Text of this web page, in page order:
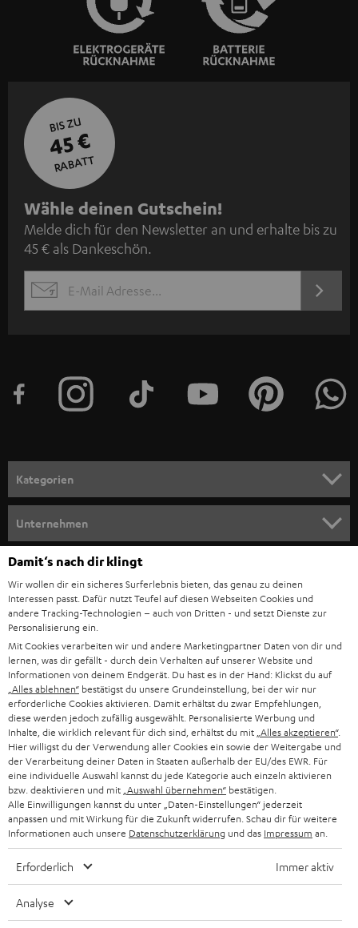
BIS ZU
45 €
RABATT
N
e
w
s
l
e
n
m
e
l
d
u
n
g
Wähle deinen Gutschein!
Melde dich für den Newsletter an und erhalte bis zu
45 € als Dankeschön.
EMAIL
JETZT
Kategorien
HEIMKINO-KOMPLETTANLAGEN
SOUNDBAR
HIFI-LAUTSPRECHER
SMART HOME
BLUETOOTH-LAUTSPRECHER
KOPFHÖRER
BLUETOOTH-KOPFHÖRER
STEREOANLAGEN
LAUTSPRECHER
ULTIMA-SERIE
IN-EAR-KOPFHÖRER
Unternehmen
SUPPORT
PRESSE & MARKETING
GESCHÄFTSKUNDEN
PARTNERPROGRAMM
BLOG
NEWSLETTER
STORES
DEINE VORTEILE BEI TEUFEL
UNSER MANAGEMENT
Teufel Onlineshops
DEUTSCHLAND
ÖSTERREICH
SCHWEIZ
NIEDERLANDE
BELGIEN
FRANKREICH
POLEN
SPANIEN
Damit‘s nach dir klingt
Wir wollen dir ein sicheres Surferlebnis bieten, das genau zu deinen
Interessen passt. Dafür nutzt Teufel auf diesen Webseiten Cookies und
andere Tracking-Technologien – auch von Dritten - und setzt Dienste zur
Personalisierung ein.
Mit Cookies verarbeiten wir und andere Marketingpartner Daten von dir und
lernen, was dir gefällt - durch dein Verhalten auf unserer Website und
Informationen von deinem Endgerät. Du hast es in der Hand: Klickst du auf
„Alles ablehnen“ bestätigst du unsere Grundeinstellung, bei der wir nur
erforderliche Cookies aktivieren. Damit erhältst du zwar Empfehlungen,
diese werden jedoch zufällig ausgewählt. Personalisierte Werbung und
Inhalte, die wirklich relevant für dich sind, erhältst du mit „Alles akzeptieren“.
Hier willigst du der Verwendung aller Cookies ein sowie der Weitergabe und
der Verarbeitung deiner Daten in Staaten außerhalb der EU/des EWR. Für
eine individuelle Auswahl kannst du jede Kategorie auch einzeln aktivieren
bzw. deaktivieren und mit „Auswahl übernehmen“ bestätigen.
Alle Einwilligungen kannst du unter „Daten-Einstellungen“ jederzeit
anpassen und mit Wirkung für die Zukunft widerrufen. Schau dir für weitere
Informationen auch unsere Datenschutzerklärung und das Impressum an.
Erforderlich Immer aktiv
Analyse